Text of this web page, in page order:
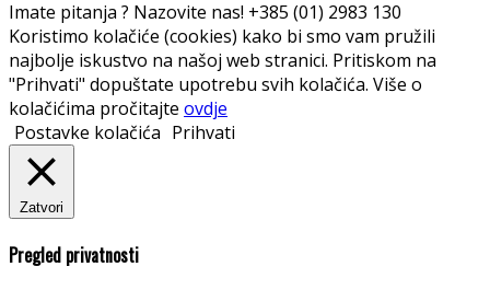
Imate pitanja ? Nazovite nas! +385 (01) 2983 130
Koristimo kolačiće (cookies) kako bi smo vam pružili
najbolje iskustvo na našoj web stranici. Pritiskom na
"Prihvati" dopuštate upotrebu svih kolačića. Više o
kolačićima pročitajte ovdje
Postavke kolačića Prihvati
Zatvori
Pregled privatnosti